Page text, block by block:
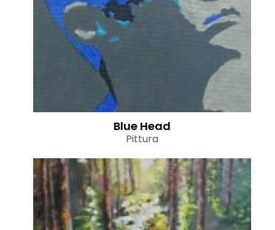
Blue Head
Pittura